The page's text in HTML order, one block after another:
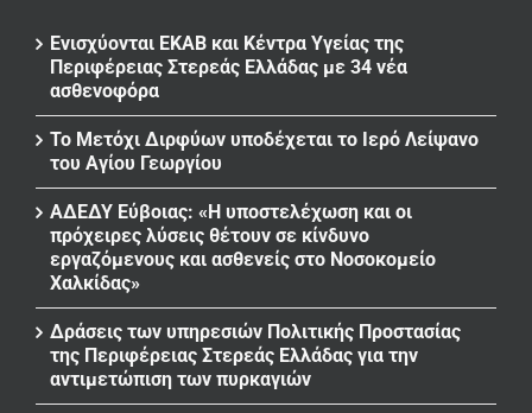
Ενισχύονται ΕΚΑΒ και Κέντρα Υγείας της
Περιφέρειας Στερεάς Ελλάδας με 34 νέα
ασθενοφόρα
Το Μετόχι Διρφύων υποδέχεται το Ιερό Λείψανο
του Αγίου Γεωργίου
ΑΔΕΔΥ Εύβοιας: «Η υποστελέχωση και οι
πρόχειρες λύσεις θέτουν σε κίνδυνο
εργαζόμενους και ασθενείς στο Νοσοκομείο
Χαλκίδας»
Δράσεις των υπηρεσιών Πολιτικής Προστασίας
της Περιφέρειας Στερεάς Ελλάδας για την
αντιμετώπιση των πυρκαγιών